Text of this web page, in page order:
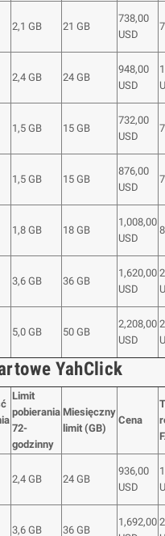
2,1 GB 21 GB
738,00
USD
2,4 GB 24 GB
948,00
USD
1,5 GB 15 GB
732,00
USD
1,5 GB 15 GB
876,00
USD
1,8 GB 18 GB
1,008,00
USD
3,6 GB 36 GB
1,620,00
USD
5,0 GB 50 GB
2,208,00
USD
YahClick
Limit
pobierania
72-
godzinny
Miesięczny
limit (GB)
Cena
2,4 GB 24 GB
936,00
USD
3,6 GB 36 GB
1,692,00